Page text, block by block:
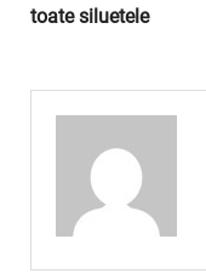
toate siluetele